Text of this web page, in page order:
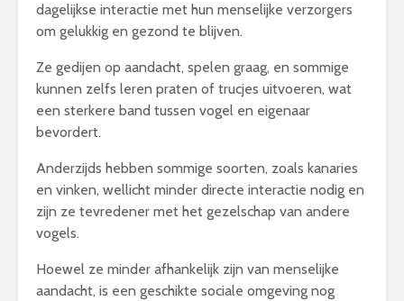
dagelijkse interactie met hun menselijke verzorgers
om gelukkig en gezond te blijven.
Ze gedijen op aandacht, spelen graag, en sommige
kunnen zelfs leren praten of trucjes uitvoeren, wat
een sterkere band tussen vogel en eigenaar
bevordert.
Anderzijds hebben sommige soorten, zoals kanaries
en vinken, wellicht minder directe interactie nodig en
zijn ze tevredener met het gezelschap van andere
vogels.
Hoewel ze minder afhankelijk zijn van menselijke
aandacht, is een geschikte sociale omgeving nog